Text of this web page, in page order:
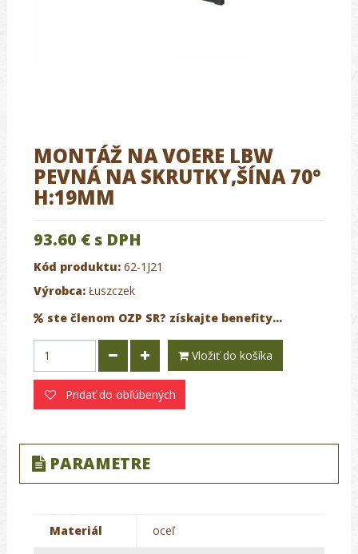
MONTÁŽ NA VOERE LBW
PEVNÁ NA SKRUTKY,ŠÍNA 70°
H:19MM
93.60 € s DPH
Kód produktu: 62-1J21
Výrobca: Łuszczek
ste členom OZP SR? získajte benefity...
Vložiť do košíka
Pridať do obľúbených
PARAMETRE
Materiál oceľ